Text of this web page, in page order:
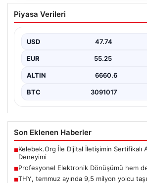
Profesyonel Elektronik
de Çevre Dönüşüm
altyapı envanterlerini belirli aralıklarla
Söz konusu güncelleme…
Piyasa Verileri
USD 47.74
EUR 55.25
ALTIN 6660.6
BTC 3091017
Son Eklenen Haberler
■Kelebek.Org İle Dijital İletişimin Sertifikalı
Deneyimi
■Profesyonel Elektronik Dönüşümü hem
■THY, temmuz ayında 9,5 milyon yolcu